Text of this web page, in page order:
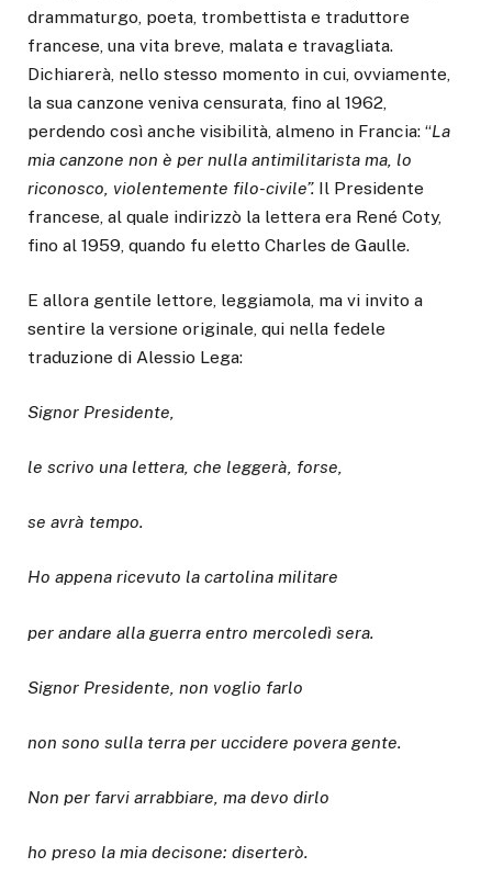
drammaturgo, poeta, trombettista e traduttore
francese, una vita breve, malata e travagliata.
Dichiarerà, nello stesso momento in cui, ovviamente,
la sua canzone veniva censurata, fino al 1962,
perdendo così anche visibilità, almeno in Francia: “La
mia canzone non è per nulla antimilitarista ma, lo
riconosco, violentemente filo-civile”. Il Presidente
francese, al quale indirizzò la lettera era René Coty,
fino al 1959, quando fu eletto Charles de Gaulle.
E allora gentile lettore, leggiamola, ma vi invito a
sentire la versione originale, qui nella fedele
traduzione di Alessio Lega:
Signor Presidente,
le scrivo una lettera, che leggerà, forse,
se avrà tempo.
Ho appena ricevuto la cartolina militare
per andare alla guerra entro mercoledì sera.
Signor Presidente, non voglio farlo
non sono sulla terra per uccidere povera gente.
Non per farvi arrabbiare, ma devo dirlo
ho preso la mia decisone: diserterò.